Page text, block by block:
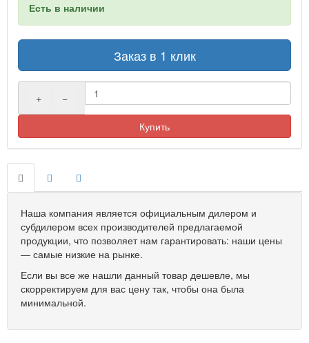
Есть в наличии
Заказ в 1 клик
+ −
Купить
Наша компания является официальным дилером и
субдилером всех производителей предлагаемой
продукции, что позволяет нам гарантировать: наши цены
— самые низкие на рынке.
Если вы все же нашли данный товар дешевле, мы
скорректируем для вас цену так, чтобы она была
минимальной.